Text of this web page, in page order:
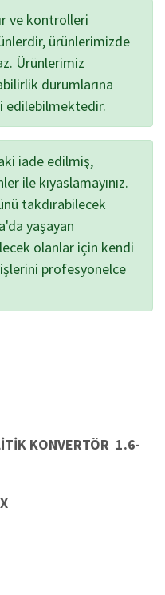
ve kontrolleri
ürünlerimizde
Ürünlerimiz
durumlarına
edilebilmektedir.
iade edilmiş,
ile kıyaslamayınız.
takdırabilecek
yaşayan
olanlar için kendi
profesyonelce
KONVERTÖR 1.6-